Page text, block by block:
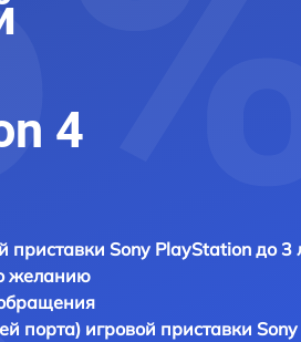
4
приставки Sony PlayStation до 3
желанию
порта) игровой приставки Sony